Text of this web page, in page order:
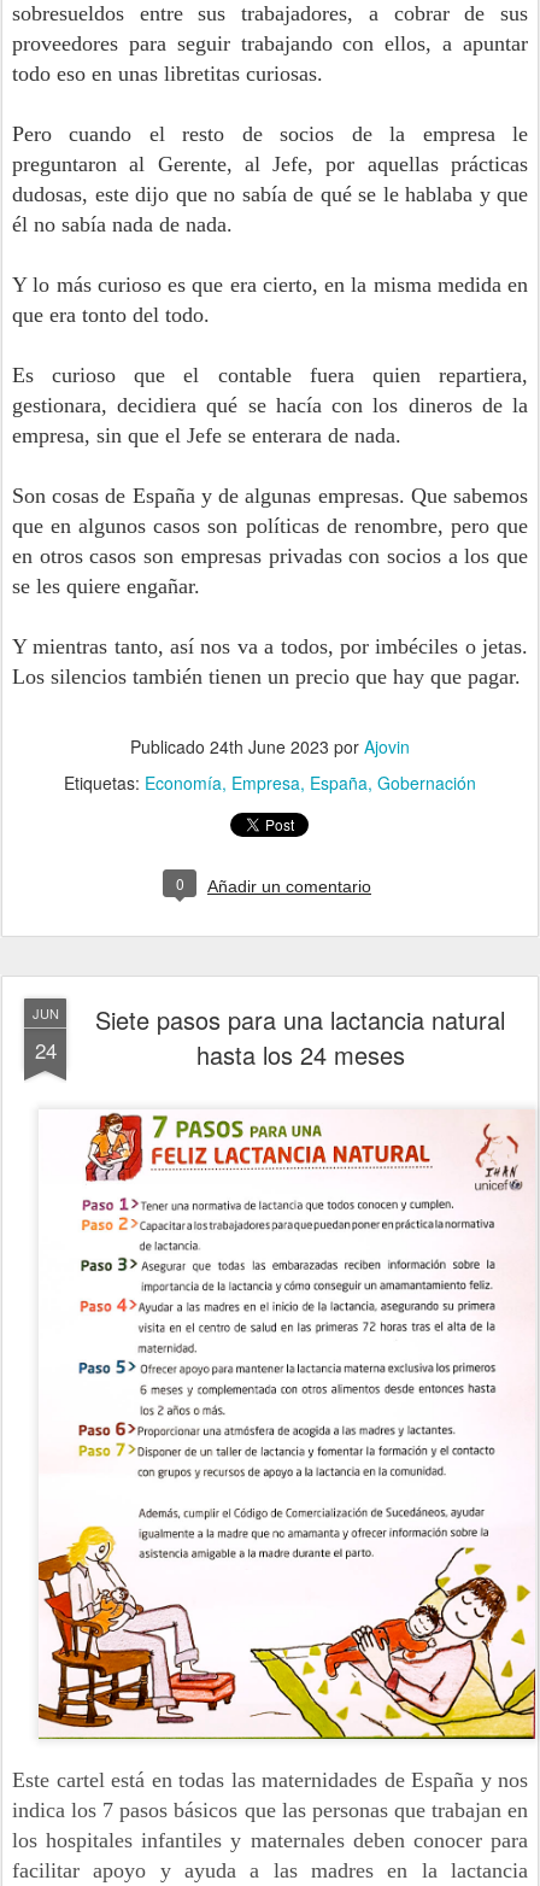
sobresueldos entre sus trabajadores, a cobrar de sus
proveedores para seguir trabajando con ellos, a apuntar
todo eso en unas libretitas curiosas.
Pero cuando el resto de socios de la empresa le
preguntaron al Gerente, al Jefe, por aquellas prácticas
dudosas, este dijo que no sabía de qué se le hablaba y que
él no sabía nada de nada.
Y lo más curioso es que era cierto, en la misma medida en
que era tonto del todo.
Es curioso que el contable fuera quien repartiera,
gestionara, decidiera qué se hacía con los dineros de la
empresa, sin que el Jefe se enterara de nada.
Son cosas de España y de algunas empresas. Que sabemos
que en algunos casos son políticas de renombre, pero que
en otros casos son empresas privadas con socios a los que
se les quiere engañar.
Y mientras tanto, así nos va a todos, por imbéciles o jetas.
Los silencios también tienen un precio que hay que pagar.
Publicado 24th June 2023 por Ajovin
Etiquetas: Economía Empresa España Gobernación
0 Añadir un comentario
JUN
24
Siete pasos para una lactancia natural
hasta los 24 meses
Este cartel está en todas las maternidades de España y nos
indica los 7 pasos básicos que las personas que trabajan en
los hospitales infantiles y maternales deben conocer para
facilitar apoyo y ayuda a las madres en la lactancia